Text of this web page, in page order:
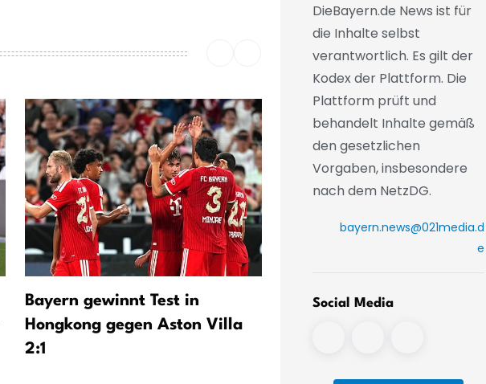
Bayern gewinnt Test in
Hongkong gegen Aston Villa
2:1
Klose fordert
DieBayern.de News ist für
die Inhalte selbst
verantwortlich. Es gilt der
Kodex der Plattform. Die
Plattform prüft und
behandelt Inhalte gemäß
den gesetzlichen
Vorgaben, insbesondere
nach dem NetzDG.
bayern.news@021media.d
e
Social Media